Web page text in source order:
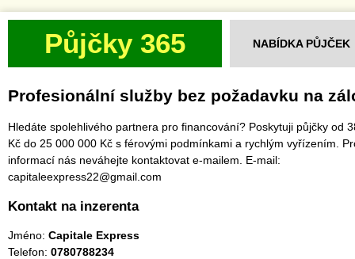
Půjčky 365 NABÍDKA PŮJČEK
Profesionální služby bez požadavku na
Hledáte spolehlivého partnera pro financování? Poskytuji půjčky od
Kč do 25 000 000 Kč s férovými podmínkami a rychlým vyřízením.
informací nás neváhejte kontaktovat e-mailem. E-mail:
capitaleexpress22@gmail.com
Kontakt na inzerenta
Jméno: Capitale Express
Telefon: 0780788234